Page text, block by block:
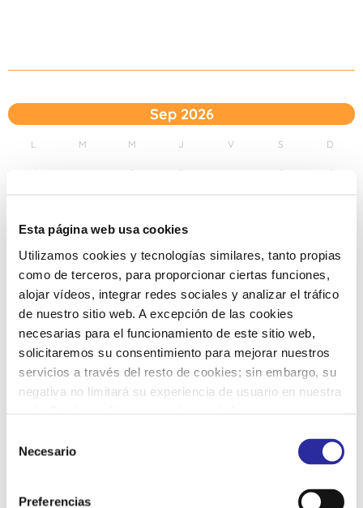
Esta página web usa cookies
Utilizamos cookies y tecnologías similares, tanto propias
como de terceros, para proporcionar ciertas funciones,
alojar vídeos, integrar redes sociales y analizar el tráfico
de nuestro sitio web. A excepción de las cookies
necesarias para el funcionamiento de este sitio web,
solicitaremos su consentimiento para mejorar nuestros
servicios a través del resto de cookies; sin embargo, su
negativa no limitará su experiencia de usuario en nuestra
más información, puede consultar nuestra
Política de
Necesario
Preferencias
Sep 2026
L M M J V S D
2 3 6
7
14 15 16 17 18 19 20
24
28 29 30 31 1 2 3